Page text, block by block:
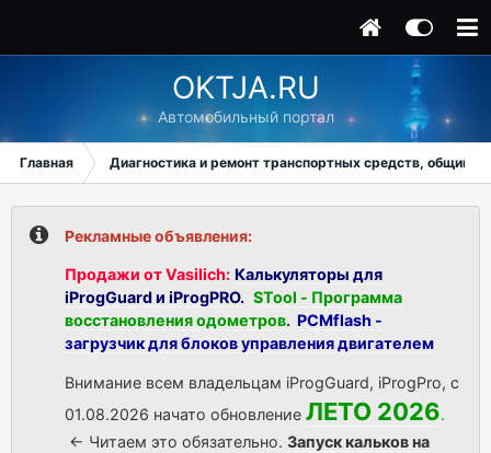
OKTJA.RU
Автомобильный портал
Главная Диагностика и ремонт транспортных средств, общий
Рекламные объявления:
Продажи от Vasilich: Калькуляторы для
iProgGuard и iProgPRO. STool - Программа
восстановления одометров. PCMflash -
загрузчик для блоков управления двигателем
Внимание всем владельцам iProgGuard, iProgPro, с
01.08.2026 начато обновление ЛЕТО 2026.
<- Читаем это обязательно. Запуск кальков на